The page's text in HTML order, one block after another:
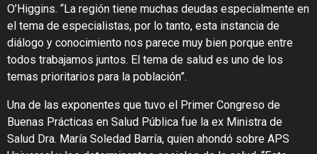
O’Higgins. “La región tiene muchas deudas especialmente en
el tema de especialistas, por lo tanto, esta instancia de
diálogo y conocimiento nos parece muy bien porque entre
todos trabajamos juntos. El tema de salud es uno de los
temas prioritarios para la población”.
Una de las exponentes que tuvo el Primer Congreso de
Buenas Prácticas en Salud Pública fue la ex Ministra de
Salud Dra. María Soledad Barría, quien ahondó sobre APS